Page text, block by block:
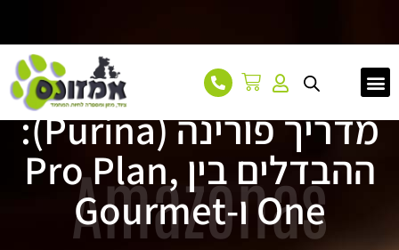
מדריך פורינה (Purina):
ההבדלים בין Pro Plan,
One ו-Gourmet
Amazonas